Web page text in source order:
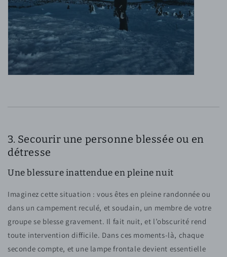
3. Secourir une personne blessée ou en
détresse
Une blessure inattendue en pleine nuit
Imaginez cette situation : vous êtes en pleine randonnée ou
dans un campement reculé, et soudain, un membre de votre
groupe se blesse gravement. Il fait nuit, et l’obscurité rend
toute intervention difficile. Dans ces moments-là, chaque
seconde compte, et une lampe frontale devient essentielle